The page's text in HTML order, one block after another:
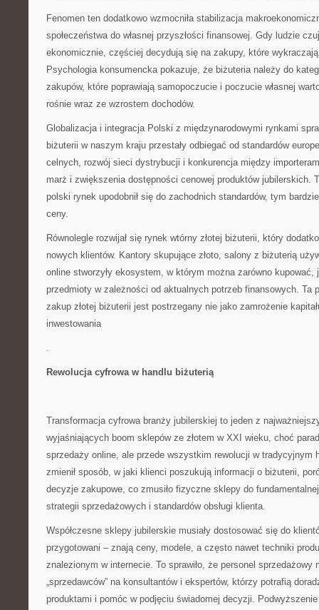
Fenomen ten dodatkowo wzmocniła stabilizacja
społeczeństwa do własnej przyszłości finansowej. Gdy ludzie
ekonomicznie, częściej decydują się na zakupy, które
Psychologia konsumencka pokazuje, że biżuteria należy do
zakupów, które poprawiają samopoczucie i poczucie własnej
rośnie wraz ze wzrostem dochodów.
Globalizacja i integracja Polski z międzynarodowymi rynkami
biżuterii w naszym kraju przestały odbiegać od standardów
celnych, rozwój sieci dystrybucji i konkurencja między
marż i zwiększenia dostępności cenowej produktów jubilerskich.
polski rynek upodobnił się do zachodnich standardów, tym
ceny.
Równolegle rozwijał się rynek wtórny złotej biżuterii, który
nowych klientów. Kantory skupujące złoto, salony z biżuterią
online stworzyły ekosystem, w którym można zarówno kupować,
przedmioty w zależności od aktualnych potrzeb finansowych. Ta
zakup złotej biżuterii jest postrzegany nie jako zamrożenie
inwestowania
.
Rewolucja cyfrowa w handlu biżuterią
Transformacja cyfrowa branży jubilerskiej to jeden z
wyjaśniających boom sklepów ze złotem w XXI wieku, choć
sprzedaży online, ale przede wszystkim rewolucji w tradycyjnym
zmienił sposób, w jaki klienci poszukują informacji o biżuterii,
decyzje zakupowe, co zmusiło fizyczne sklepy do
strategii sprzedażowych i standardów obsługi klienta.
Współczesne sklepy jubilerskie musiały dostosować się do
przygotowani – znają ceny, modele, a często nawet techniki
znalezionym w internecie. To sprawiło, że personel sprzedażowy
„sprzedawców” na konsultantów i ekspertów, którzy potrafią
produktami i pomóc w podjęciu świadomej decyzji. Podwyższenie